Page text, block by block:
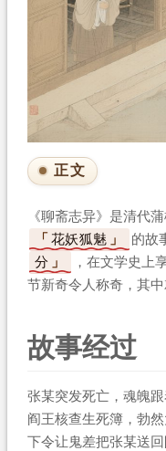
正文
《聊斋志异》是清代
花妖狐魅
的故
分
，在文学史上
节新奇令人称奇，其
故事经过
张某突发死亡，魂魄
阎王核查生死簿，勃
下令让鬼差把张某送回